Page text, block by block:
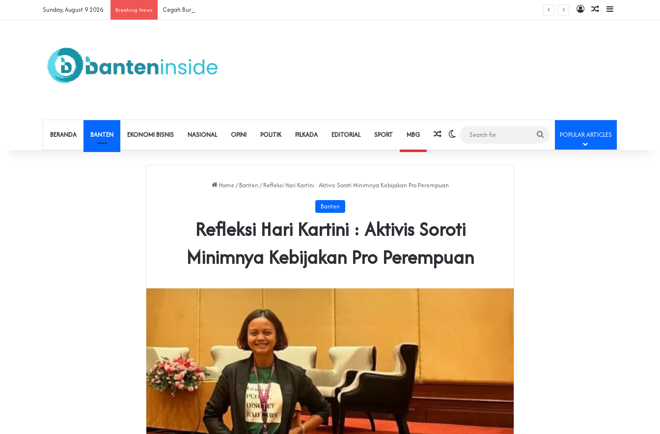
Sunday, August 9 2026 Breaking News Cegah Buruh Terjerat Judol dan Pinjol, Polda Banten Gandeng SPSI Perkuat Literasi Digital Log InRandom Article
Sidebar
BERANDA BANTEN EKONOMI BISNIS NASIONAL OPINI POLITIK PILKADA EDITORIAL SPORT MBG Random Article
Switch skin
Search
for
POPULAR ARTICLES
Home / Banten / Refleksi Hari Kartini : Aktivis Soroti Minimnya Kebijakan Pro Perempuan
Banten
Refleksi Hari Kartini : Aktivis Soroti
Minimnya Kebijakan Pro Perempuan